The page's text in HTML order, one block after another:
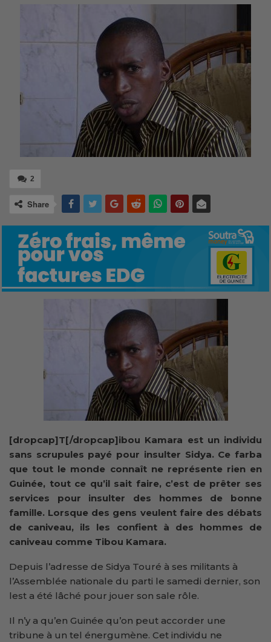
2
Share
[dropcap]T[/dropcap]ibou Kamara est un individu
sans scrupules payé pour insulter Sidya. Ce farba
que tout le monde connaît ne représente rien en
Guinée, tout ce qu’il sait faire, c’est de prêter ses
services pour insulter des hommes de bonne
famille. Lorsque des gens veulent faire des débats
de caniveau, ils les confient à des hommes de
caniveau comme Tibou Kamara.
Depuis l’adresse de Sidya Touré à ses militants à
l’Assemblée nationale du parti le samedi dernier, son
lest a été lâché pour jouer son sale rôle.
Il n’y a qu’en Guinée qu’on peut accorder une
tribune à un tel énergumène. Cet individu ne